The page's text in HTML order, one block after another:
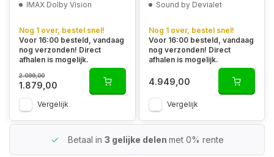
IMAX Dolby Vision
Nog 1 over, bestel snel!
Voor 16:00 besteld, vandaag
nog verzonden! Direct
afhalen is mogelijk.
2.099,00
1.879,00
Vergelijk
Sound by Devialet
Nog 1 over, bestel snel!
Voor 16:00 besteld, vandaag
nog verzonden! Direct
afhalen is mogelijk.
4.949,00
Vergelijk
Betaal in 3 gelijke delen met 0% rente